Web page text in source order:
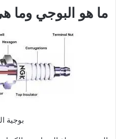
ما هو البوجي وما
بوجية